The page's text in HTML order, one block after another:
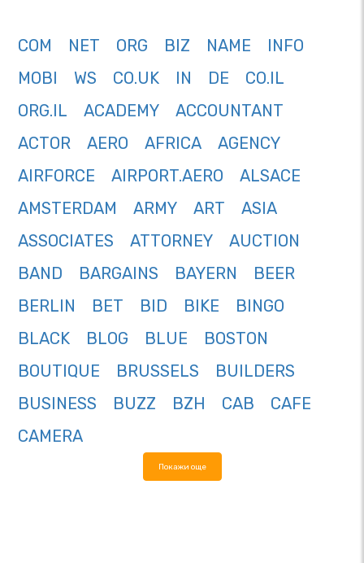
COM NET ORG BIZ NAME
INFO
MOBI
WS CO.UK IN DE
CO.IL
ORG.IL
ACADEMY
ACCOUNTANT
ACTOR
AERO AFRICA
AGENCY
AIRFORCE
AIRPORT.AERO
ALSACE
AMSTERDAM
ARMY ART
ASIA
ASSOCIATES
ATTORNEY
AUCTION
BAND
BARGAINS BAYERN
BEER
BERLIN
BET BID BIKE
BINGO
BLACK
BLOG BLUE
BOSTON
BOUTIQUE
BRUSSELS
BUILDERS
BUSINESS
BUZZ BZH CAB
CAFE
CAMERA
Покажи още